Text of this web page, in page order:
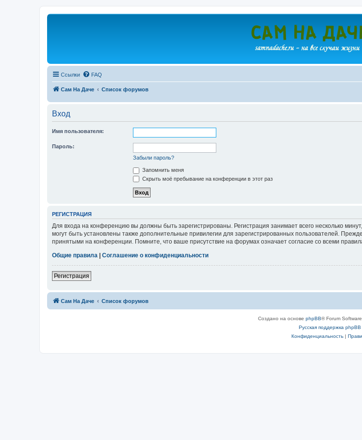
Ссылки FAQ
Сам На Даче Список форумов
Вход
Имя пользователя:
Пароль:
Забыли пароль?
Запомнить меня
Скрыть моё пребывание на конференции в этот раз
РЕГИСТРАЦИЯ
Для входа на конференцию вы должны быть зарегистрированы. Регистрация занимает всего несколько
могут быть установлены также дополнительные привилегии для зарегистрированных пользователей.
принятыми на конференции. Помните, что ваше присутствие на форумах означает согласие со всеми
Общие правила | Соглашение о конфиденциальности
Регистрация
Сам На Даче Список форумов
Создано на основе phpBB® Forum
Русская поддержка phpBB
Конфиденциальность|